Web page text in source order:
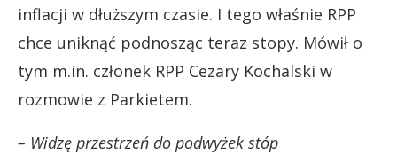
inflacji w dłuższym czasie. I tego właśnie RPP
chce uniknąć podnosząc teraz stopy. Mówił o
tym m.in. członek RPP Cezary Kochalski w
rozmowie z Parkietem.
– Widzę przestrzeń do podwyżek stóp